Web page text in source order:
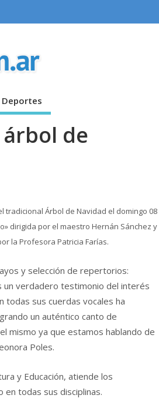
Deportes
de
tradicional Árbol de Navidad el domingo 08
dirigida por el maestro Hernán Sánchez y
la Profesora Patricia Farías.
y selección de repertorios:
un verdadero testimonio del interés
todas sus cuerdas vocales ha
un auténtico canto de
mismo ya que estamos hablando de
Poles.
y Educación, atiende los
todas sus disciplinas.